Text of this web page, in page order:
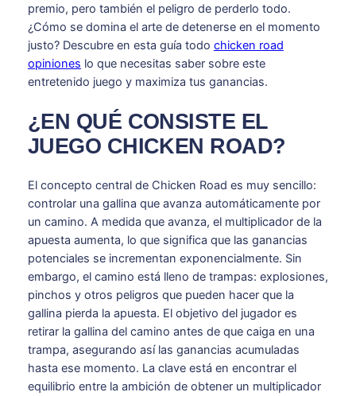
premio, pero también el peligro de perderlo todo.
¿Cómo se domina el arte de detenerse en el momento
justo? Descubre en esta guía todo chicken road
opiniones lo que necesitas saber sobre este
entretenido juego y maximiza tus ganancias.
¿EN QUÉ CONSISTE EL
JUEGO CHICKEN ROAD?
El concepto central de Chicken Road es muy sencillo:
controlar una gallina que avanza automáticamente por
un camino. A medida que avanza, el multiplicador de la
apuesta aumenta, lo que significa que las ganancias
potenciales se incrementan exponencialmente. Sin
embargo, el camino está lleno de trampas: explosiones,
pinchos y otros peligros que pueden hacer que la
gallina pierda la apuesta. El objetivo del jugador es
retirar la gallina del camino antes de que caiga en una
trampa, asegurando así las ganancias acumuladas
hasta ese momento. La clave está en encontrar el
equilibrio entre la ambición de obtener un multiplicador